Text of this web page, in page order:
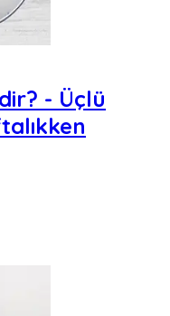
- Üçlü